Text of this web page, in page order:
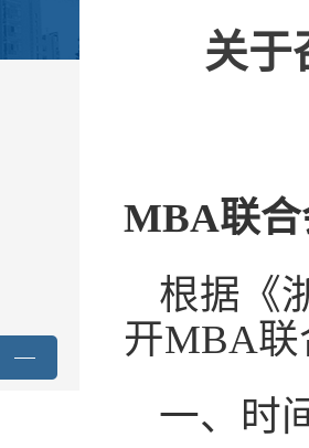
关于
MBA联
根据《
开MBA联
一、时